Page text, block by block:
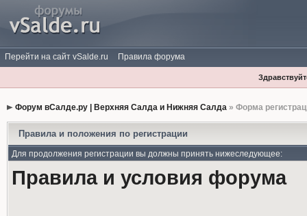
Перейти на сайт vSalde.ru Правила форума
Форум вСалде.ру | Верхняя Салда и Нижняя Салда» Форма
Правила и положения по регистрации
Для продолжения регистрации вы должны принять нижеследующее:
Правила и условия форума